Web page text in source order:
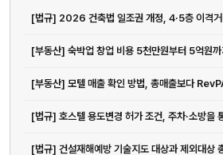
[법규] 2026 건축법 일조권 개정, 4·5층 이격
[법규] 건설재해예방 기술지도 대상과 제외대상